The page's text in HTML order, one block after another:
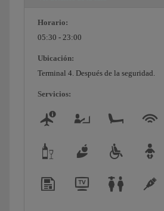
Horario:
05:30 - 23:00
Ubicación:
Terminal 4. Después de la seguridad.
Servicios: